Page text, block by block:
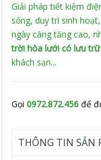
Giải pháp tiết kiệm
sống, duy trì sinh
ngày càng tăng cao,
trờihòa lưới có lưu trữ
khách sạn...
Gọi0972.872.456 để
THÔNG TIN SẢN